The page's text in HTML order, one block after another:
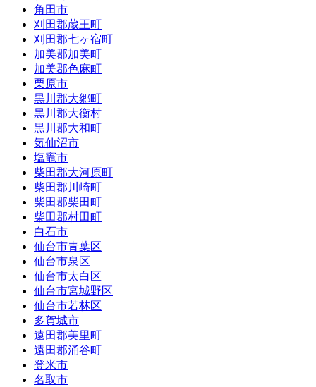
角田市
刈田郡蔵王町
刈田郡七ヶ宿町
加美郡加美町
加美郡色麻町
栗原市
黒川郡大郷町
黒川郡大衡村
黒川郡大和町
気仙沼市
塩竈市
柴田郡大河原町
柴田郡川崎町
柴田郡柴田町
柴田郡村田町
白石市
仙台市青葉区
仙台市泉区
仙台市太白区
仙台市宮城野区
仙台市若林区
多賀城市
遠田郡美里町
遠田郡涌谷町
登米市
名取市